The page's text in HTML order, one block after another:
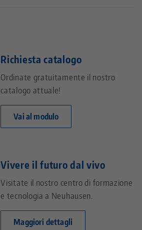
Richiesta catalogo
Ordinate gratuitamente il nostro
catalogo attuale!
Vai al modulo
Vivere il futuro dal vivo
Visitate il nostro centro di formazione
e tecnologia a Neuhausen.
Maggiori dettagli